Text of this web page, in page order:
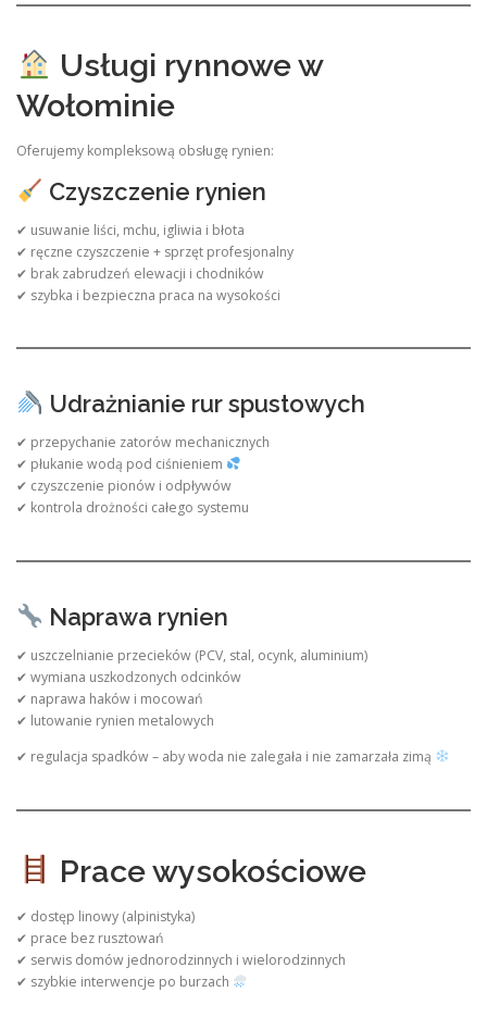
Usługi rynnowe w
Wołominie
Oferujemy kompleksową obsługę rynien:
Czyszczenie rynien
✔ usuwanie liści, mchu, igliwia i błota
✔ ręczne czyszczenie + sprzęt profesjonalny
✔ brak zabrudzeń elewacji i chodników
✔ szybka i bezpieczna praca na wysokości
Udrażnianie rur spustowych
✔ przepychanie zatorów mechanicznych
✔ płukanie wodą pod ciśnieniem
✔ czyszczenie pionów i odpływów
✔ kontrola drożności całego systemu
Naprawa rynien
✔ uszczelnianie przecieków (PCV, stal, ocynk, aluminium)
✔ wymiana uszkodzonych odcinków
✔ naprawa haków i mocowań
✔ lutowanie rynien metalowych
✔ regulacja spadków – aby woda nie zalegała i nie zamarzała zimą
Prace wysokościowe
✔ dostęp linowy (alpinistyka)
✔ prace bez rusztowań
✔ serwis domów jednorodzinnych i wielorodzinnych
✔ szybkie interwencje po burzach